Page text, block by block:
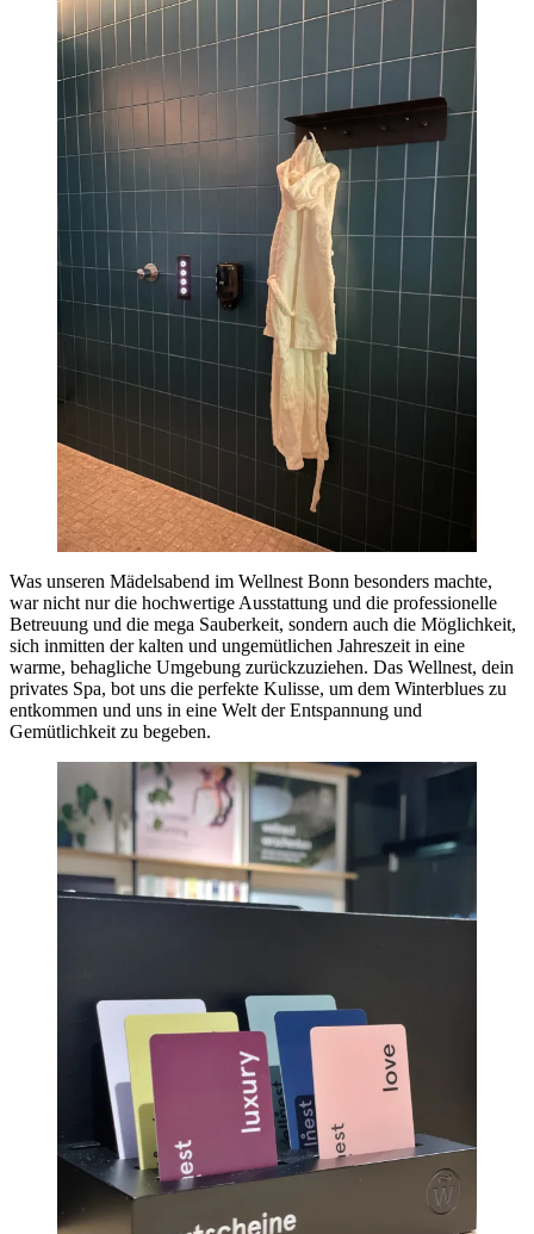
Was unseren Mädelsabend im Wellnest Bonn besonders machte,
war nicht nur die hochwertige Ausstattung und die professionelle
Betreuung und die mega Sauberkeit, sondern auch die Möglichkeit,
sich inmitten der kalten und ungemütlichen Jahreszeit in eine
warme, behagliche Umgebung zurückzuziehen. Das Wellnest, dein
privates Spa, bot uns die perfekte Kulisse, um dem Winterblues zu
entkommen und uns in eine Welt der Entspannung und
Gemütlichkeit zu begeben.